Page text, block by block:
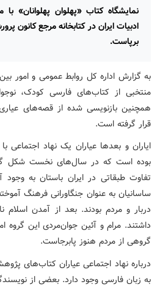
نمایشگاه کتاب «پهلوان پهلوانان»
ادبیات ایران در کتابخانه مرجع کانون
برپاست.
به گزارش اداره کل روابط عمومی و امور
منتخبی از کتاب‌های فارسی کودک،
همچنین بازنویسی شده از قصه‌های
قرار گرفته است.
بوده است که در سال‌های نخست شکل
تفاوت طبقاتی در ایران باستان به
ساسانیان به عنوان جنگاورانی فرهنگ
دربار و مردم بودند. بعد از آمدن
داشتند. مرام و آئین جوان‌مردی این گروه
گروهی از مردم هنوز پابرجاست.
درباره نهاد اجتماعی عیاران کتاب‌های
به زبان فارسی وجود دارد. بعضی از